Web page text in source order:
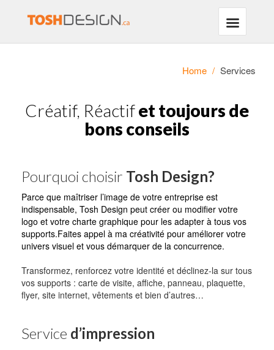
Home / Services
Créatif, Réactifet toujours de
bons conseils
Pourquoi choisir Tosh Design?
Parce que maîtriser l’image de votre entreprise est
indispensable, Tosh Design peut créer ou modifier votre
logo et votre charte graphique pour les adapter à tous vos
supports.Faites appel à ma créativité pour améliorer votre
univers visuel et vous démarquer de la concurrence.
Transformez, renforcez votre identité et déclinez-la sur tous
vos supports : carte de visite, affiche, panneau, plaquette,
flyer, site internet, vêtements et bien d’autres…
Service d’impression